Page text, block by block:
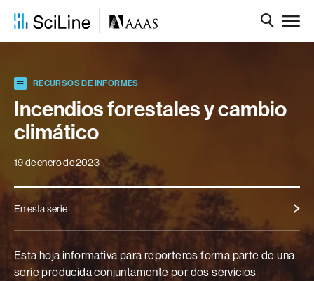
RECURSOS DE INFORMES
Incendios forestales y cambio
climático
19 de enero de 2023
En esta serie
Esta hoja informativa para reporteros forma parte de una
serie producida conjuntamente por dos servicios